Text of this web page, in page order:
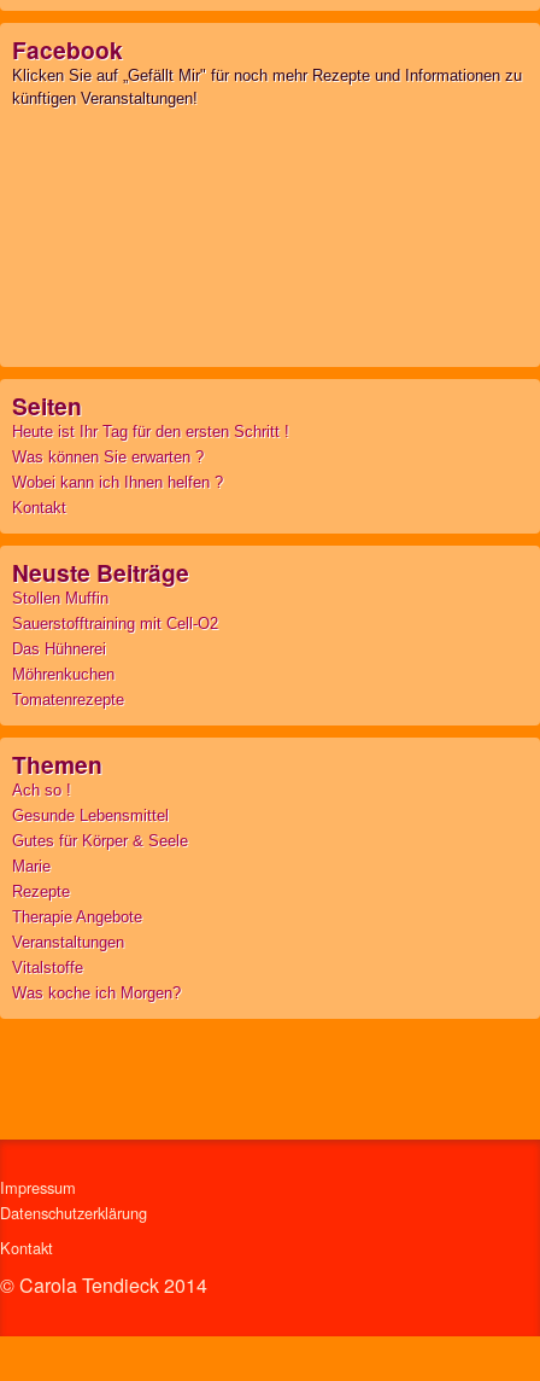
Facebook
Klicken Sie auf „Gefällt Mir" für noch mehr Rezepte und Informationen zu
künftigen Veranstaltungen!
Seiten
Heute ist Ihr Tag für den ersten Schritt !
Was können Sie erwarten ?
Wobei kann ich Ihnen helfen ?
Kontakt
Neuste Beiträge
Stollen Muffin
Sauerstofftraining mit Cell-O2
Das Hühnerei
Möhrenkuchen
Tomatenrezepte
Themen
Ach so !
Gesunde Lebensmittel
Gutes für Körper & Seele
Marie
Rezepte
Therapie Angebote
Veranstaltungen
Vitalstoffe
Was koche ich Morgen?
Impressum
Datenschutzerklärung
Kontakt
© Carola Tendieck 2014